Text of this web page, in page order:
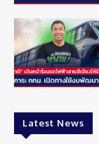
Latest News